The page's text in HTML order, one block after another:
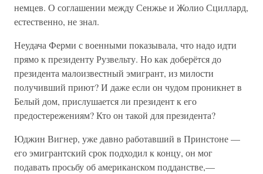
немцев. О соглашении между Сенжье и Жолио Сциллард,
естественно, не знал.
Неудача Ферми с военными показывала, что надо идти
прямо к президенту Рузвельту. Но как доберётся до
президента малоизвестный эмигрант, из милости
получивший приют? И даже если он чудом проникнет в
Белый дом, прислушается ли президент к его
предостережениям? Кто он такой для президента?
Юджин Вигнер, уже давно работавший в Принстоне —
его эмигрантский срок подходил к концу, он мог
подавать просьбу об американском подданстве,—